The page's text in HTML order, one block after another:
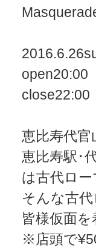
open20:00
close22:00
恵比寿代
恵比寿駅･
は古代ロー
そんな古
皆様仮面
※店頭で